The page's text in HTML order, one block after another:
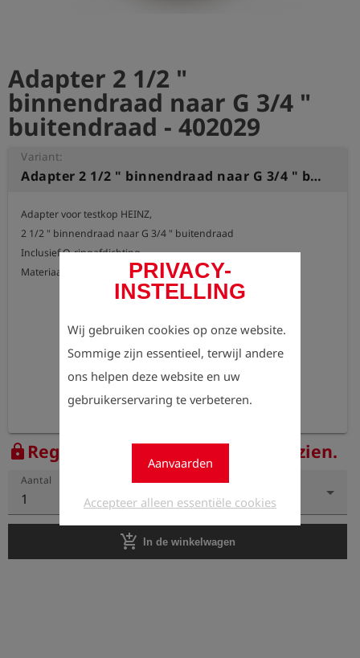
PRIVACY-
INSTELLING
Wij gebruiken cookies op onze website.
Sommige zijn essentieel, terwijl andere
ons helpen deze website en uw
gebruikerservaring te verbeteren.
Aanvaarden
Accepteer alleen essentiële cookies
Adapter 2 1/2 "
binnendraad naar G 3/4 "
buitendraad - 402029
Variant:
Adapter 2 1/2 " binnendraad naar G 3/4 " buitendraad
Adapter voor testkop HEINZ,
2 1/2 " binnendraad naar G 3/4 " buitendraad
Inclusief O-ringafdichting
lock Registreer nu om de prijzen te zien.
Aantal
1
add_shopping_cart In de winkelwagen